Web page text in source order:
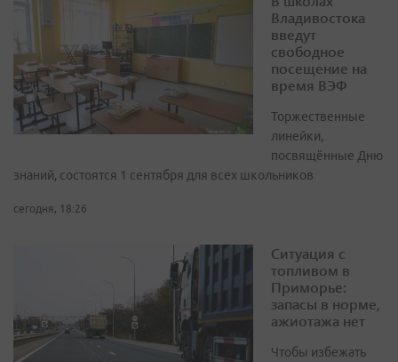
Владивостока
введут
свободное
посещение на
время ВЭФ
Торжественные
линейки,
посвящённые Дню
знаний, состоятся 1 сентября для всех школьников
сегодня, 18:26
Ситуация с
топливом в
Приморье:
запасы в норме,
ажиотажа нет
Чтобы избежать